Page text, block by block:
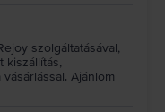
szolgáltatásával,
kiszállítás,
Ajánlom